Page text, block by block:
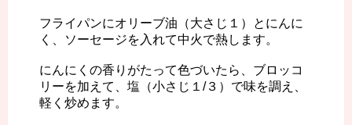
フライパンにオリーブ油（大さじ１）とにんに
く、ソーセージを入れて中火で熱します。
にんにくの香りがたって色づいたら、ブロッコ
リーを加えて、塩（小さじ１/３）で味を調え、
軽く炒めます。